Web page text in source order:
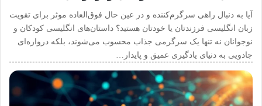
آیا به دنبال راهی سرگرم‌کننده و در عین حال فوق‌العاده موثر برای تقویت
زبان انگلیسی فرزندتان یا خودتان هستید؟ داستان‌های انگلیسی کودکان و
نوجوانان نه تنها یک سرگرمی جذاب محسوب می‌شوند، بلکه دروازه‌ای
جادویی به دنیای یادگیری عمیق و پایدار…